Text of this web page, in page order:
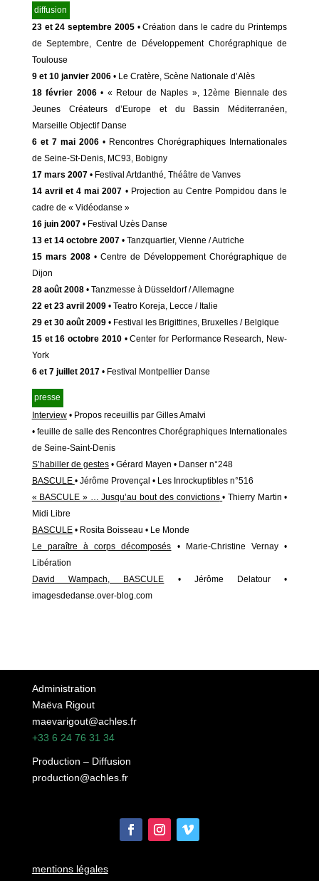
diffusion
23 et 24 septembre 2005• Création dans le cadre du Printemps
de Septembre, Centre de Développement Chorégraphique de
Toulouse
9 et 10 janvier 2006• Le Cratère, Scène Nationale d’Alès
18 février 2006• « Retour de Naples », 12ème Biennale des
Jeunes Créateurs d’Europe et du Bassin Méditerranéen,
Marseille Objectif Danse
6 et 7 mai 2006 • Rencontres Chorégraphiques Internationales
de Seine-St-Denis, MC93, Bobigny
17 mars 2007• Festival Artdanthé, Théâtre de Vanves
14 avril et 4 mai 2007 • Projection au Centre Pompidou dans le
cadre de « Vidéodanse »
16 juin 2007• Festival Uzès Danse
13 et 14 octobre 2007• Tanzquartier, Vienne / Autriche
15 mars 2008• Centre de Développement Chorégraphique de
Dijon
28 août 2008• Tanzmesse à Düsseldorf / Allemagne
22 et 23 avril 2009• Teatro Koreja, Lecce / Italie
29 et 30 août 2009• Festival les Brigittines, Bruxelles / Belgique
15 et 16 octobre 2010 • Center for Performance Research, New-
York
6 et 7 juillet 2017 • Festival Montpellier Danse
presse
Interview • Propos receuillis par Gilles Amalvi
• feuille de salle des Rencontres Chorégraphiques Internationales
de Seine-Saint-Denis
S’habiller de gestes • Gérard Mayen • Danser n°248
BASCULE • Jérôme Provençal • Les Inrockuptibles n°516
« BASCULE » … Jusqu’au bout des convictions • Thierry Martin •
Midi Libre
BASCULE • Rosita Boisseau • Le Monde
Le paraître à corps décomposés
• Marie-Christine Vernay •
Libération
David Wampach, BASCULE
• Jérôme Delatour •
imagesdedanse.over-blog.com
Administration
Maëva Rigout
maevarigout@achles.fr
+33 6 24 76 31 34
Production – Diffusion
production@achles.fr
mentions légales